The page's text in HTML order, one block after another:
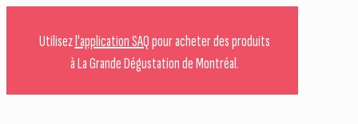
Utilisezl'application SAQpour acheter des produits
à La Grande Dégustation de Montréal.